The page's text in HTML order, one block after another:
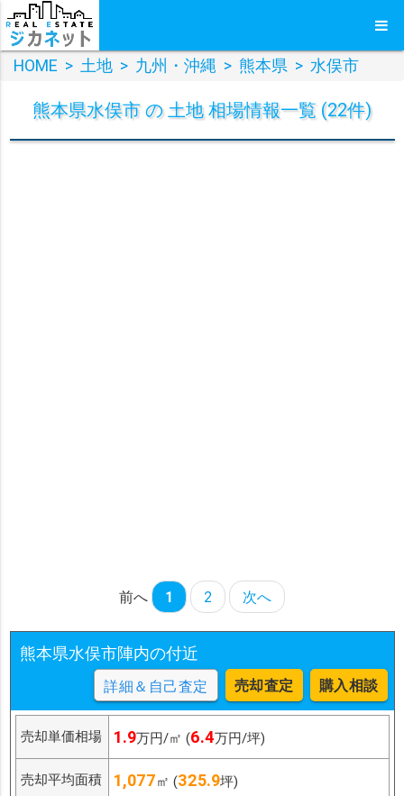
HOME > 土地 > 九州・沖縄 > 熊本県 > 水俣市
熊本県水俣市 の 土地 相場情報一覧 (22件)
前へ 1 2 次へ
熊本県水俣市陣内の付近
詳細＆自己査定 売却査定 購入相談
売却単価相場 1.9万円/㎡ (6.4万円/坪)
売却平均面積 1,077㎡ (325.9坪)